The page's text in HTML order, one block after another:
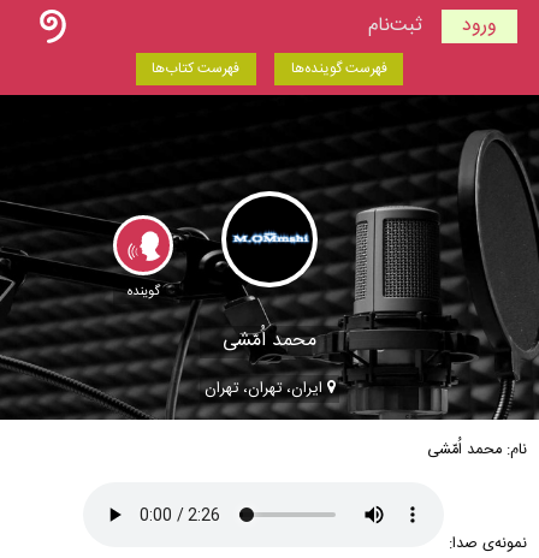
ورود ثبت‌نام
فهرست گوینده‌ها فهرست کتاب‌ها
گوینده
محمد اُمّشى
ایران، تهران، تهران
نام: محمد اُمّشى
نمونه‌ی صدا: